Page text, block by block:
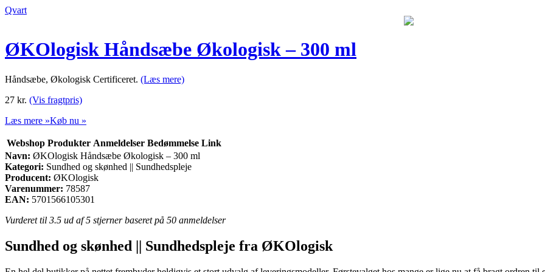
Qvart
ØKOlogisk Håndsæbe Økologisk – 300 ml
Håndsæbe, Økologisk Certificeret. (Læs mere)
27 kr. (Vis fragtpris)
Læs mere »Køb nu »
Webshop Produkter Anmeldelser Bedømmelse Link
Navn: ØKOlogisk Håndsæbe Økologisk – 300 ml
Kategori: Sundhed og skønhed || Sundhedspleje
Producent: ØKOlogisk
Varenummer: 78587
EAN: 5701566105301
Vurderet til 3.5 ud af 5 stjerner baseret på 50 anmeldelser
Sundhed og skønhed || Sundhedspleje fra ØKOlogisk